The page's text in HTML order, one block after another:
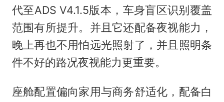
代至ADS V4.1.5版本，车身盲区识别覆盖
范围有所提升。并且它还配备夜视能力，
晚上再也不用怕远光照射了，并且照明条
件不好的路况夜视能力更重要。
座舱配置偏向家用与商务舒适化，配备白